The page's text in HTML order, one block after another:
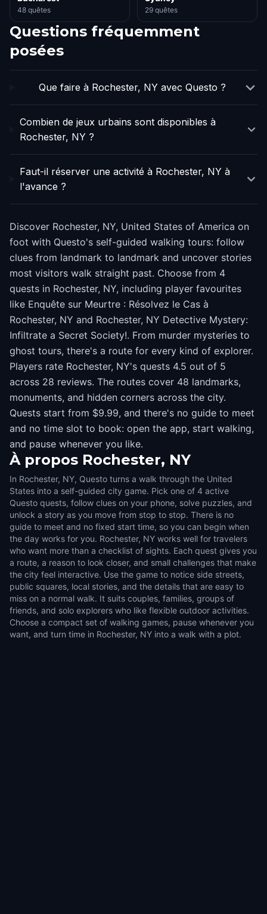
48 quêtes 29 quêtes
Questions fréquemment
posées
Que faire à Rochester, NY avec Questo ?
Combien de jeux urbains sont disponibles à
Rochester, NY ?
Faut-il réserver une activité à Rochester, NY à
l'avance ?
Discover Rochester, NY, United States of America on
foot with Questo's self-guided walking tours: follow
clues from landmark to landmark and uncover stories
most visitors walk straight past. Choose from 4
quests in Rochester, NY, including player favourites
like Enquête sur Meurtre : Résolvez le Cas à
Rochester, NY and Rochester, NY Detective Mystery:
Infiltrate a Secret Society!. From murder mysteries to
ghost tours, there's a route for every kind of explorer.
Players rate Rochester, NY's quests 4.5 out of 5
across 28 reviews. The routes cover 48 landmarks,
monuments, and hidden corners across the city.
Quests start from $9.99, and there's no guide to meet
and no time slot to book: open the app, start walking,
and pause whenever you like.
À propos Rochester, NY
In Rochester, NY, Questo turns a walk through the United
States into a self-guided city game. Pick one of 4 active
Questo quests, follow clues on your phone, solve puzzles, and
unlock a story as you move from stop to stop. There is no
guide to meet and no fixed start time, so you can begin when
the day works for you. Rochester, NY works well for travelers
who want more than a checklist of sights. Each quest gives you
a route, a reason to look closer, and small challenges that make
the city feel interactive. Use the game to notice side streets,
public squares, local stories, and the details that are easy to
miss on a normal walk. It suits couples, families, groups of
friends, and solo explorers who like flexible outdoor activities.
Choose a compact set of walking games, pause whenever you
want, and turn time in Rochester, NY into a walk with a plot.